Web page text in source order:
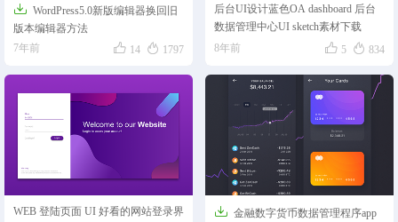
 WordPress5.0新版编辑器换回旧
版本编辑器方法
7年前
 14  1797
后台UI设计蓝色OA dashboard 后台
数据管理中心UI sketch素材下载
8年前
 5  834
WEB 登陆页面 UI 好看的网站登录界
 金融数字货币数据管理程序app